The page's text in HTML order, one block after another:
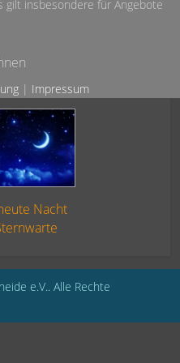
Nacht
e.V.. Alle Rechte
gilt insbesondere für Angebote
| Impressum